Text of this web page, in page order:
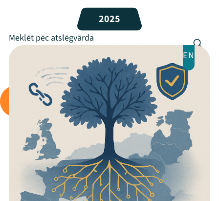
Festivāls
Programma
Arhīvs
Viņi bija LAMPĀ 2026
Jaunumi
Ziedo
Veikals
Kontakti
2025
EN